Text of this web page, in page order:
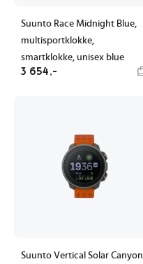
Suunto Race Midnight Blue,
multisportklokke,
smartklokke, unisex blue
3 654,-
Suunto Vertical Solar Canyon